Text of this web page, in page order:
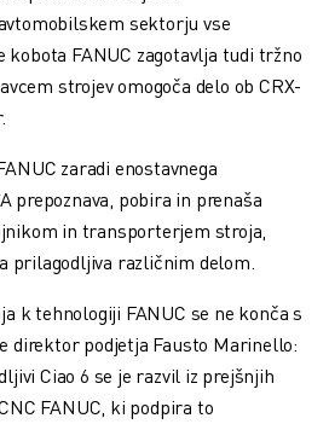
sektorju vse
kobota FANUC zagotavlja tudi tržno
strojev omogoča delo ob CRX-
zaradi enostavnega
prepoznava, pobira in prenaša
in transporterjem stroja,
prilagodljiva različnim delom.
k tehnologiji FANUC se ne konča s
direktor podjetja Fausto Marinello:
Ciao 6 se je razvil iz prejšnjih
FANUC, ki podpira to